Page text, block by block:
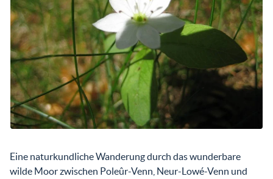
Eine naturkundliche Wanderung durch das wunderbare
wilde Moor zwischen Poleûr-Venn, Neur-Lowé-Venn und